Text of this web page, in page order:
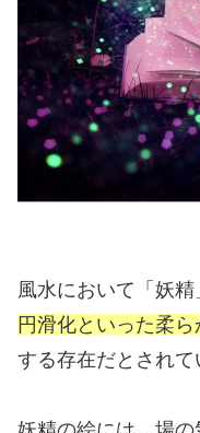
風水において「妖精
円滑化といった柔
する存在だとされて